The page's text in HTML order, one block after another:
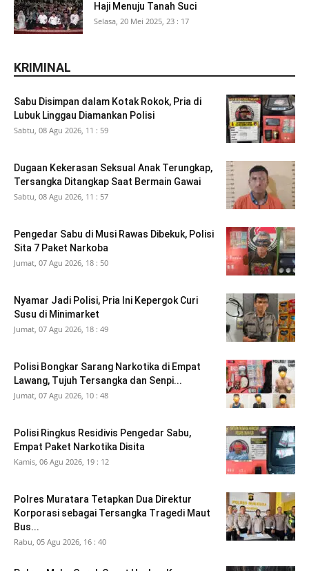
Haji Menuju Tanah Suci
Selasa, 20 Mei 2025, 23 : 17
KRIMINAL
Sabu Disimpan dalam Kotak Rokok, Pria di
Lubuk Linggau Diamankan Polisi
Sabtu, 08 Agu 2026, 11 : 59
Dugaan Kekerasan Seksual Anak Terungkap,
Tersangka Ditangkap Saat Bermain Gawai
Sabtu, 08 Agu 2026, 11 : 57
Pengedar Sabu di Musi Rawas Dibekuk, Polisi
Sita 7 Paket Narkoba
Jumat, 07 Agu 2026, 18 : 50
Nyamar Jadi Polisi, Pria Ini Kepergok Curi
Susu di Minimarket
Jumat, 07 Agu 2026, 18 : 49
Polisi Bongkar Sarang Narkotika di Empat
Lawang, Tujuh Tersangka dan Senpi...
Jumat, 07 Agu 2026, 10 : 48
Polisi Ringkus Residivis Pengedar Sabu,
Empat Paket Narkotika Disita
Kamis, 06 Agu 2026, 19 : 12
Polres Muratara Tetapkan Dua Direktur
Korporasi sebagai Tersangka Tragedi Maut
Bus...
Rabu, 05 Agu 2026, 16 : 40